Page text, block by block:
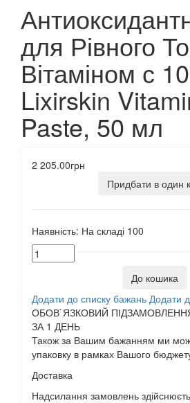
для Рівного
Вітаміном с
Lixirskin
Paste, 50 мл
2 205.00грн
Придбати в один
Наявність: На складі 100
До кошика
Додати до списку бажань Додати
ОБОВ`ЯЗКОВИЙ
ЗА 1 ДЕНЬ
Також за Вашим бажанням ми
упаковку в рамках Вашого
Доставка
Надсилання замовлень